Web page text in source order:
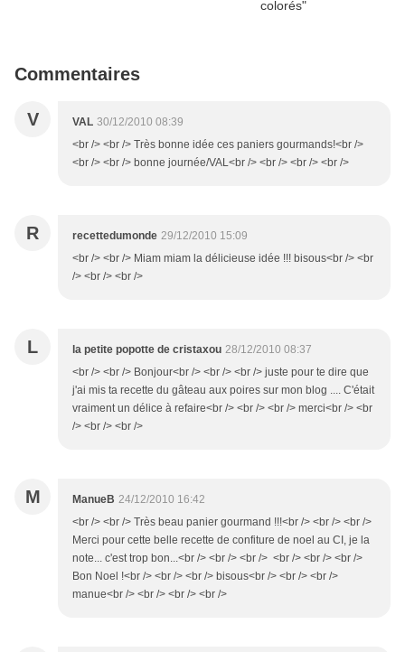
Commentaires
V VAL 30/12/2010 08:39
<br /> <br /> Très bonne idée ces paniers gourmands!<br />
<br /> <br /> bonne journée/VAL<br /> <br /> <br /> <br />
R recettedumonde 29/12/2010 15:09
<br /> <br /> Miam miam la délicieuse idée !!! bisous<br /> <br
/> <br /> <br />
L la petite popotte de cristaxou 28/12/2010 08:37
<br /> <br /> Bonjour<br /> <br /> <br /> juste pour te dire que
j'ai mis ta recette du gâteau aux poires sur mon blog .... C'était
vraiment un délice à refaire<br /> <br /> <br /> merci<br /> <br
/> <br /> <br />
M ManueB 24/12/2010 16:42
<br /> <br /> Très beau panier gourmand !!!<br /> <br /> <br />
Merci pour cette belle recette de confiture de noel au CI, je la
note... c'est trop bon...<br /> <br /> <br /> <br /> <br /> <br />
Bon Noel !<br /> <br /> <br /> bisous<br /> <br /> <br />
manue<br /> <br /> <br /> <br />